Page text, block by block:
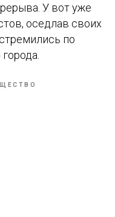
У вот уже
оседлав своих
по